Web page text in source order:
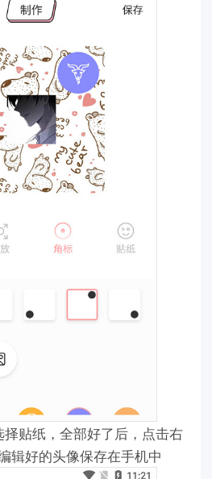
贴纸，全部好了后，点击右
辑好的头像保存在手机中